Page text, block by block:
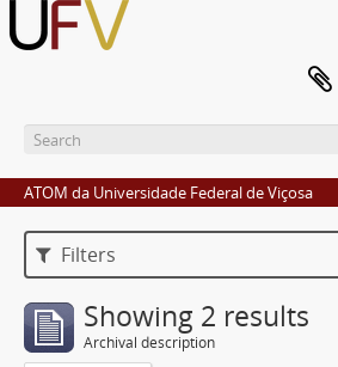
ATOM da Universidade Federal de Viçosa
Filters
Showing 2 results
Archival description